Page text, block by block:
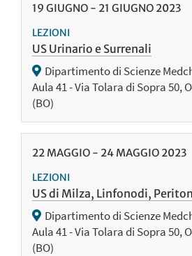
19 GIUGNO - 21 GIUGNO 2023
LEZIONI
US Urinario e Surrenali
Dipartimento di Scienze
Aula 41 - Via Tolara di Sopra 50,
(BO)
22 MAGGIO - 24 MAGGIO 2023
LEZIONI
US di Milza, Linfonodi,
Dipartimento di Scienze
Aula 41 - Via Tolara di Sopra 50,
(BO)